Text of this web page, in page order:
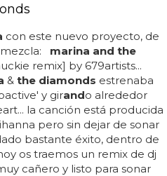
con este nuevo proyecto, de
marina and the
remix] by 679artists...
& the diamonds estrenaba
y girando alrededor
la canción está producida
pero sin dejar de sonar
bastante éxito, dentro de
os traemos un remix de dj
cañero y listo para sonar